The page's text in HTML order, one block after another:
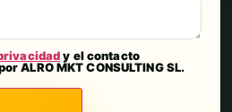
y el contacto
ALRO MKT CONSULTING SL.